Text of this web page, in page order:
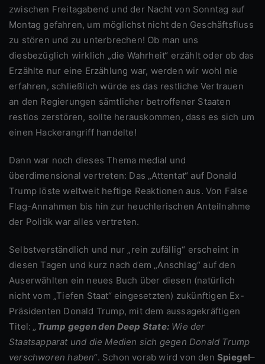
zwischen Freitagabend und der Nacht von Sonntag auf
Montag gefahren, um möglichst nicht den Geschäftsfluss
zu stören und zu unterbrechen! Ob man uns
diesbezüglich wirklich „die Wahrheit“ erzählt oder ob das
Erzählte nur eine Erzählung war, werden wir wohl nie
erfahren, schließlich würde es das restliche Vertrauen
an den Regierungen sämtlicher betroffener Staaten
restlos zerstören, sollte herauskommen, dass es sich um
einen Hackerangriff handelte!
Dann war noch dieses Thema medial und
überdimensional vertreten: Das „Attentat“ auf Donald
Trump löste weltweit heftige Reaktionen aus. Von False
Flag-Annahmen bis hin zur heuchlerischen Anteilnahme
der Politik war alles vertreten.
Selbstverständlich und nur „rein zufällig“ erscheint in
diesen Tagen und kurz nach dem „Anschlag“ auf den
Auserwählten ein neues Buch über diesen (natürlich
nicht vom „Tiefen Staat“ eingesetzten) zukünftigen Ex-
Präsidenten Donald Trump, mit dem aussagekräftigen
Titel: „ Trump gegen den Deep State: Wie der
Staatsapparat und die Medien sich gegen Donald Trump
verschworen haben“. Schon vorab wird von den Spiegel–